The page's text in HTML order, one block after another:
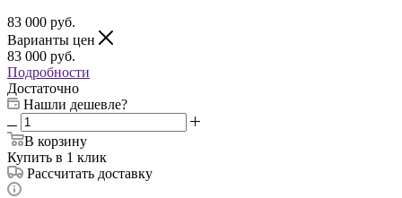
83 000 руб.
Варианты цен
83 000 руб.
Подробности
Достаточно
Нашли дешевле?
В корзину
Купить в 1 клик
Рассчитать доставку